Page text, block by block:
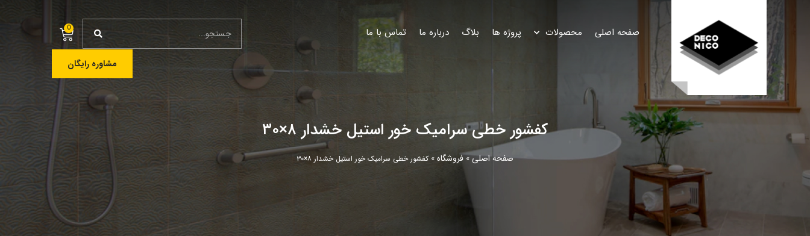
صفحه اصلی محصولات پروژه ها بلاگ درباره ما تماس با ما 0
مشاوره رایگان
کفشور خطی سرامیک خور استیل خشدار ۸×۳۰
صفحه اصلی» فروشگاه »کفشور خطی سرامیک خور استیل خشدار ۸×۳۰